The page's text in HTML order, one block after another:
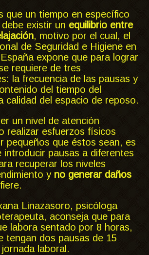
que un tiempo en específico
existir un equilibrio entre
, motivo por el cual, el
de Seguridad e Higiene en
expone que para lograr
requiere de tres
la frecuencia de las pausas y
del tiempo del
calidad del espacio de reposo.
un nivel de atención
realizar esfuerzos físicos
pequeños que éstos sean, es
introducir pausas a diferentes
recuperar los niveles
y no generar daños
Linazasoro, psicóloga
aconseja que para
labora sentado por 8 horas,
tengan dos pausas de 15
laboral.